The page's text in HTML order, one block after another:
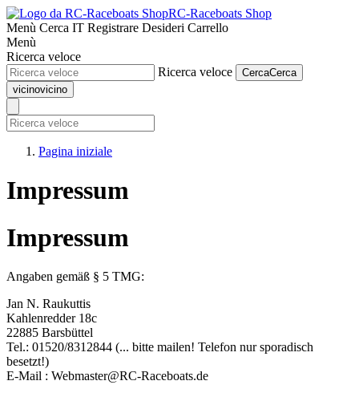
RC-Raceboats Shop
Menù Cerca IT Registrare Desideri Carrello
Menù
Ricerca veloce
Ricerca veloce
CercaCerca
vicinovicino
Pagina iniziale
Impressum
Impressum
Angaben gemäß § 5 TMG:
Jan N. Raukuttis
Kahlenredder 18c
22885 Barsbüttel
Tel.: 01520/8312844 (... bitte mailen! Telefon nur sporadisch
besetzt!)
E-Mail : Webmaster@RC-Raceboats.de